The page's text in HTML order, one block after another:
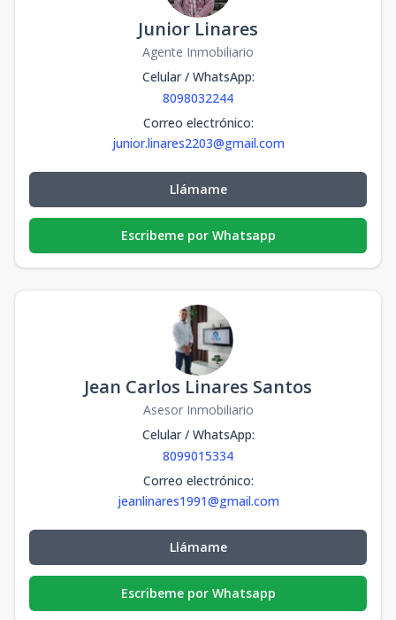
Junior Linares
Agente Inmobiliario
Celular / WhatsApp:
8098032244
Correo electrónico:
junior.linares2203@gmail.com
Llámame
Escribeme por Whatsapp
Jean Carlos Linares Santos
Asesor Inmobiliario
Celular / WhatsApp:
8099015334
Correo electrónico:
jeanlinares1991@gmail.com
Llámame
Escribeme por Whatsapp